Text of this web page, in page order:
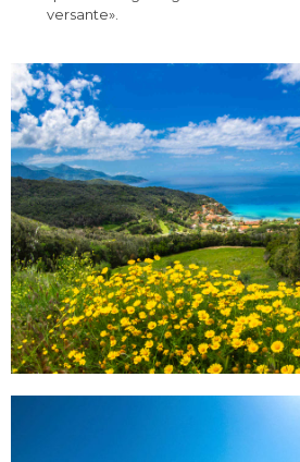
versante».